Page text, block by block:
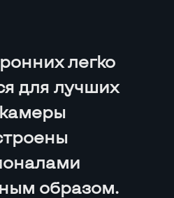
легко
для лучших
образом.